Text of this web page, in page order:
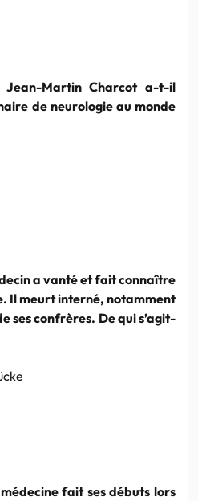
Jean-Martin Charcot a-t-il
de neurologie au monde
a vanté et fait connaître
Il meurt interné, notamment
ses confrères. De qui s’agit-
fait ses débuts lors